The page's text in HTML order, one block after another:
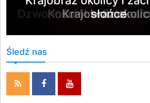
Panorama
Dzwonnica kosciola w
Kościół w
Krajobraz
słońce
Śledź nas